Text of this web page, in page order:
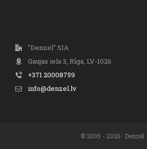
"Denzel" SIA
Gaujas iela 3, Rīga, LV-1026
+371 20008759
info@denzel.lv
© 2005 - 2026 · Denzel ·